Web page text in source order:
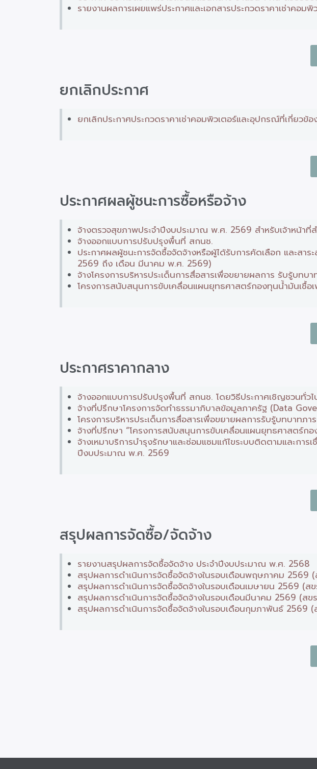
รายงานผลการเผยแพร่ประกาศและเอกสารประกวดราคาเช่าค
ยกเลิกประกาศ
ยกเลิกประกาศประกวดราคาเช่าคอมพิวเตอร์และอุปกรณ์ที่เกี่ยว
ประกาศผลผู้ชนะการซื้อหรือจ้าง
จ้างตรวจสุขภาพประจำปีงบประมาณ พ.ศ. 2569 สำหรับเจ้าหน้าที่
จ้างออกแบบการปรับปรุงพื้นที่ สกนช.
ประกาศผลผู้ชนะการจัดซื้อจัดจ้างหรือผู้ได้รับการคัดเลือก และ
2569 ถึง เดือน มีนาคม พ.ศ. 2569)
จ้างโครงการบริหารประเด็นการสื่อสารเพื่อขยายผลการ รับรู้บท
โครงการสนับสนุนการขับเคลื่อนแผนยุทธศาสตร์กองทุนน้ำมันเชื้
ประกาศราคากลาง
จ้างออกแบบการปรับปรุงพื้นที่ สกนช. โดยวิธีประกาศเชิญชวนทั่วไ
จ้างที่ปรึกษาโครงการจัดทำธรรมาภิบาลข้อมูลภาครัฐ (Data
โครงการบริหารประเด็นการสื่อสารเพื่อขยายผลการรับรู้บทบาท
จ้างที่ปรึกษา “โครงการสนับสนุนการขับเคลื่อนแผนยุทธศาสตร์ก
จ้างเหมาบริการบำรุงรักษาและซ่อมแซมแก้ไขระบบติดตามและกา
ปีงบประมาณ พ.ศ. 2569
สรุปผลการจัดซื้อ/จัดจ้าง
รายงานสรุปผลการจัดซื้อจัดจ้าง ประจำปีงบประมาณ พ.ศ. 2568
สรุปผลการดำเนินการจัดซื้อจัดจ้างในรอบเดือนพฤษภาคม 2569 (
สรุปผลการดำเนินการจัดซื้อจัดจ้างในรอบเดือนเมษายน 2569 (สข
สรุปผลการดำเนินการจัดซื้อจัดจ้างในรอบเดือนมีนาคม 2569 (สข
สรุปผลการดำเนินการจัดซื้อจัดจ้างในรอบเดือนกุมภาพันธ์ 2569 (